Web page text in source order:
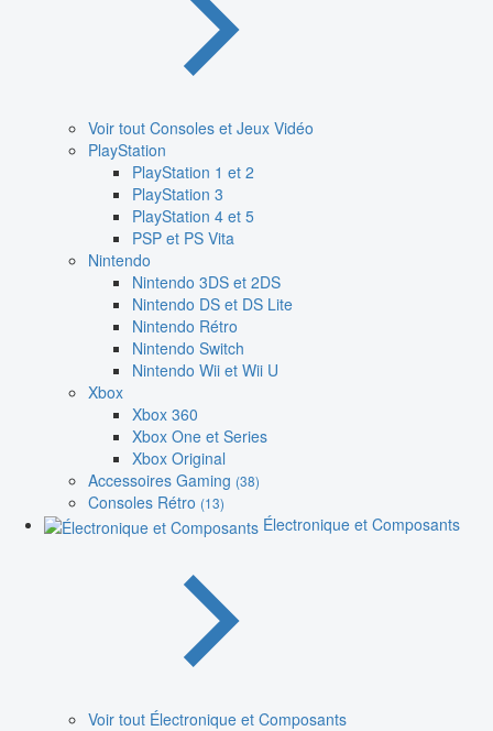
Voir tout Consoles et Jeux Vidéo
PlayStation
PlayStation 1 et 2
PlayStation 3
PlayStation 4 et 5
PSP et PS Vita
Nintendo
Nintendo 3DS et 2DS
Nintendo DS et DS Lite
Nintendo Rétro
Nintendo Switch
Nintendo Wii et Wii U
Xbox
Xbox 360
Xbox One et Series
Xbox Original
Accessoires Gaming (38)
Consoles Rétro (13)
Électronique et Composants
Voir tout Électronique et Composants